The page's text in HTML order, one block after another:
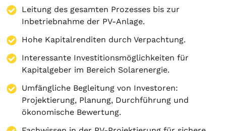
Leitung des gesamten Prozesses bis zur
Inbetriebnahme der PV-Anlage.
Hohe Kapitalrenditen durch Verpachtung.
Interessante Investitionsmöglichkeiten für
Kapitalgeber im Bereich Solarenergie.
Umfängliche Begleitung von Investoren:
Projektierung, Planung, Durchführung und
ökonomische Bewertung.